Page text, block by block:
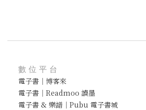
數位平台
電子書｜博客來
電子書｜Readmoo 讀墨
電子書 & 樂譜｜Pubu 電子書城